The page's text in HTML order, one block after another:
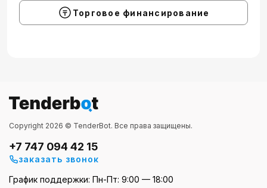
Торговое финансирование
Copyright 2026 © TenderBot. Все права защищены.
+7 747 094 42 15
заказать звонок
График поддержки: Пн-Пт: 9:00 — 18:00